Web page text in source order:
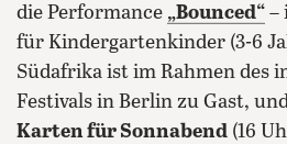
die Performance „Bounced“ –
für Kindergartenkinder (3-6
Südafrika ist im Rahmen des
Festivals in Berlin zu Gast,
Karten für Sonnabend (16